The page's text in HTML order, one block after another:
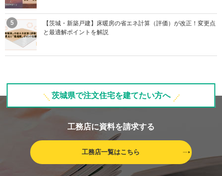
【茨城・新築戸建】床暖房の省エネ計算（評価）が改正！変更点
と最適解ポイントを解説
茨城県で注文住宅を建てたい方へ
工務店に資料を請求する
工務店一覧はこちら